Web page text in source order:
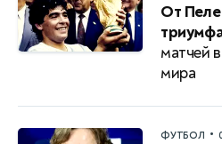
От
матчей
мира
ФУТБОЛ •